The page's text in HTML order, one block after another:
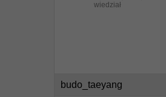
wiedział
budo_taeyang